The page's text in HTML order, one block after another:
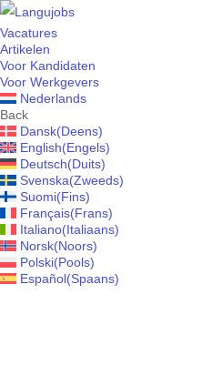
Vacatures
Artikelen
Voor Kandidaten
Voor Werkgevers
Nederlands
Back
Dansk(Deens)
English(Engels)
Deutsch(Duits)
Svenska(Zweeds)
Suomi(Fins)
Français(Frans)
Italiano(Italiaans)
Norsk(Noors)
Polski(Pools)
Español(Spaans)